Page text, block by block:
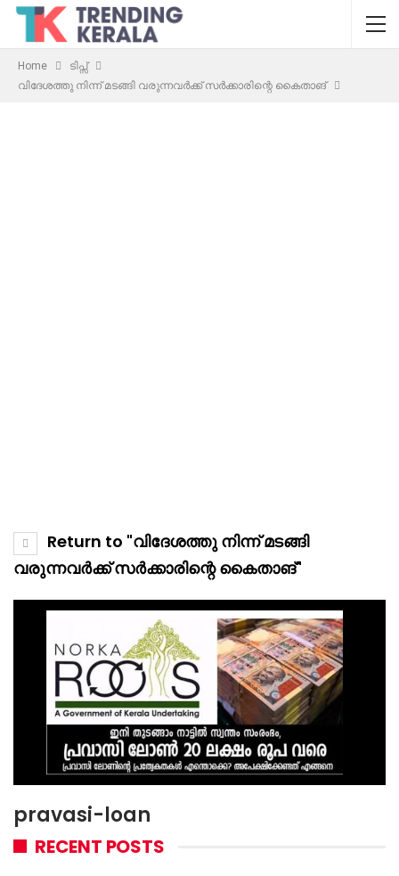
Home
ടിപ്സ്
വിദേശത്തു നിന്ന് മടങ്ങി വരുന്നവർക്ക് സർക്കാരിന്റെ കൈതാങ്
Return to "വിദേശത്തു നിന്ന് മടങ്ങി
വരുന്നവർക്ക് സർക്കാരിന്റെ കൈതാങ്"
pravasi-loan
RECENT POSTS